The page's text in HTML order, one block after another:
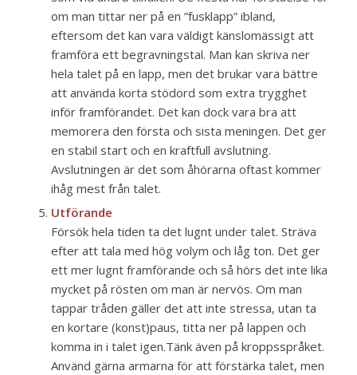
om man tittar ner på en ”fusklapp” ibland,
eftersom det kan vara väldigt känslomässigt att
framföra ett begravningstal. Man kan skriva ner
hela talet på en lapp, men det brukar vara bättre
att använda korta stödord som extra trygghet
inför framförandet. Det kan dock vara bra att
memorera den första och sista meningen. Det ger
en stabil start och en kraftfull avslutning.
Avslutningen är det som åhörarna oftast kommer
ihåg mest från talet.
Utförande
Försök hela tiden ta det lugnt under talet. Sträva
efter att tala med hög volym och låg ton. Det ger
ett mer lugnt framförande och så hörs det inte lika
mycket på rösten om man är nervös. Om man
tappar tråden gäller det att inte stressa, utan ta
en kortare (konst)paus, titta ner på lappen och
komma in i talet igen.Tänk även på kroppsspråket.
Använd gärna armarna för att förstärka talet, men